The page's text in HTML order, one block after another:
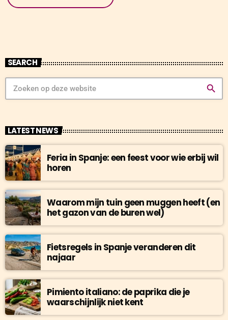
SEARCH
search
LATEST NEWS
Feria in Spanje: een feest voor wie erbij wil
horen
Waarom mijn tuin geen muggen heeft (en
het gazon van de buren wel)
Fietsregels in Spanje veranderen dit
najaar
Pimiento italiano: de paprika die je
waarschijnlijk niet kent